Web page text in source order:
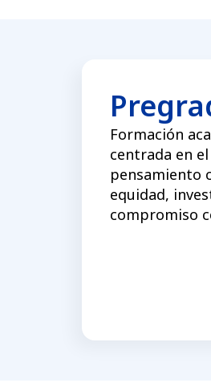
Formación
centrada en
pensamiento
equidad,
compromiso